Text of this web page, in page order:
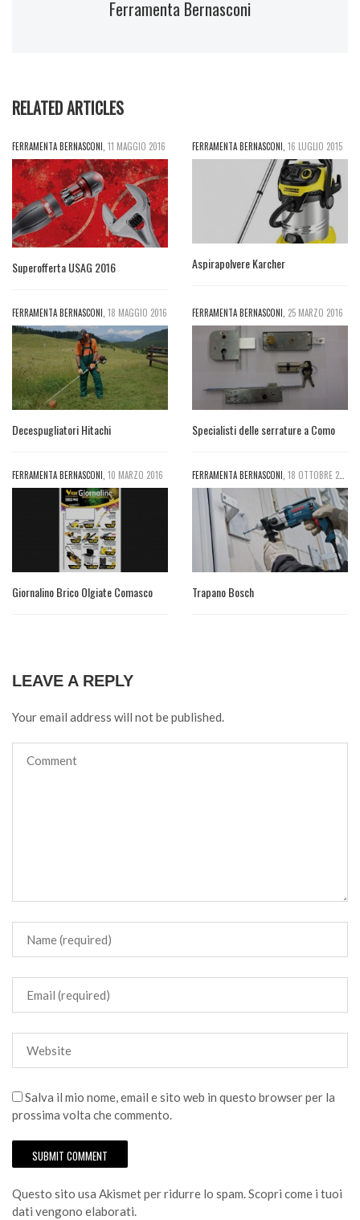
Ferramenta Bernasconi
RELATED ARTICLES
FERRAMENTA BERNASCONI, 11 MAGGIO 2016
Superofferta USAG 2016
FERRAMENTA BERNASCONI, 16 LUGLIO 2015
Aspirapolvere Karcher
FERRAMENTA BERNASCONI, 18 MAGGIO 2016
Decespugliatori Hitachi
FERRAMENTA BERNASCONI, 25 MARZO 2016
Specialisti delle serrature a Como
FERRAMENTA BERNASCONI, 10 MARZO 2016
Giornalino Brico Olgiate Comasco
FERRAMENTA BERNASCONI, 18 OTTOBRE 2016
Trapano Bosch
LEAVE A REPLY
Your email address will not be published.
Salva il mio nome, email e sito web in questo browser per la
prossima volta che commento.
Questo sito usa Akismet per ridurre lo spam.Scopri come i tuoi
dati vengono elaborati.